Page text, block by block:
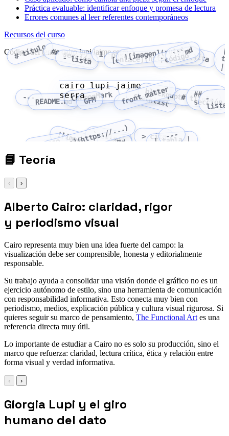
Práctica evaluable: identificar enfoque y promesa de lectura
Errores comunes al leer referentes contemporáneos
Recursos del curso
Código del tema: cairo lupi jaime serra
# título## sección
- lista 1. paso
[enlace](https://...)
![imagen](ruta)
`código`
```md> cita |tabla
|
---README.mdCommonMark
GFM front matter
checklist
blockquote# título
##
sección
-
lista
1. paso
[enlace](https://...)
![imagen](ruta)
`código`
```md > cita| tabla |
---
cairo lupi jaime
serra
📘 Teoría
‹ ›
Alberto Cairo: claridad, rigor
y periodismo visual
Cairo representa muy bien una idea fuerte del campo: la
visualización debe ser comprensible, honesta y editorialmente
responsable.
Su trabajo ayuda a consolidar una visión donde el gráfico no es un
ejercicio autónomo de estilo, sino una herramienta de comunicación
con responsabilidad informativa. Esto conecta muy bien con
periodismo, medios, explicación pública y cultura visual rigurosa. Si
quieres seguir su marco de pensamiento, The Functional Art es una
referencia directa muy útil.
Lo importante de estudiar a Cairo no es solo su producción, sino el
marco que refuerza: claridad, lectura crítica, ética y relación entre
forma visual y verdad informativa.
‹ ›
Giorgia Lupi y el giro
humano del dato